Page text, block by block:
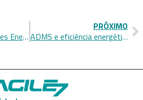
Como as Comunidades Energéticas (CER) impulsionam a transição energética no Brasil
PRÓXIMO
ADMS e eficiência energética: como a plataforma EagleFlow transforma a gestão de energia